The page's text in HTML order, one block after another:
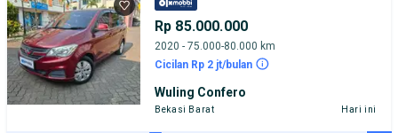
Rp 85.000.000
2020 - 75.000-80.000 km
Cicilan Rp 2 jt/bulan
Wuling Confero
Bekasi Barat Hari ini